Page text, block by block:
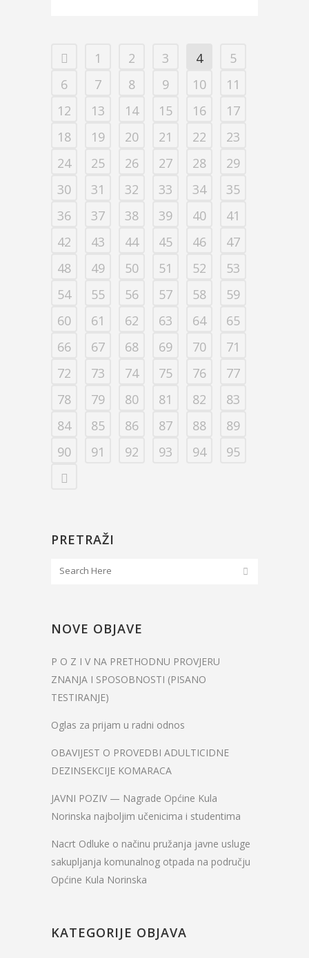
1 2 3 4
5
6
7 8 9 10
11
12
13 14 15 16
17
18
19 20 21 22
23
24
25 26 27 28
29
30
31 32 33 34
35
36
37 38 39 40
41
42
43 44 45 46
47
48
49 50 51 52
53
54
55 56 57 58
59
60
61 62 63 64
65
66
67 68 69 70
71
72
73 74 75 76
77
78
79 80 81 82
83
84
85 86 87 88
89
90
91 92 93 94 95
PRETRAŽI
NOVE OBJAVE
P O Z I V NA PRETHODNU PROVJERU
ZNANJA I SPOSOBNOSTI (PISANO
TESTIRANJE)
Oglas za prijam u radni odnos
OBAVIJEST O PROVEDBI ADULTICIDNE
DEZINSEKCIJE KOMARACA
JAVNI POZIV — Nagrade Općine Kula
Norinska najboljim učenicima i studentima
Nacrt Odluke o načinu pružanja javne usluge
sakupljanja komunalnog otpada na području
Općine Kula Norinska
KATEGORIJE OBJAVA